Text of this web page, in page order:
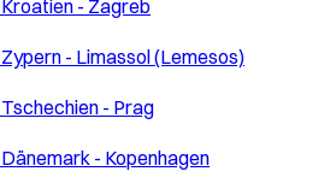
Kroatien - Zagreb
Zypern - Limassol (Lemesos)
Tschechien - Prag
Dänemark - Kopenhagen